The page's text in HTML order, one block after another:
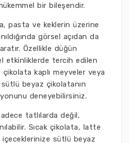
bir bileşendir.
pasta ve keklerin üzerine
görsel açıdan da
Özellikle düğün
etkinliklerde tercih edilen
kaplı meyveler veya
beyaz çikolatanın
deneyebilirsiniz.
tatlılarda değil,
Sıcak çikolata, latte
sütlü beyaz